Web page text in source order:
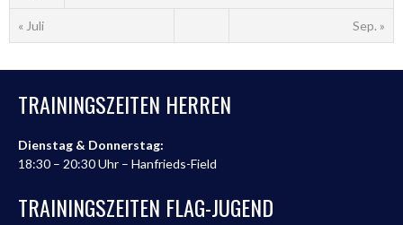
« Juli Sep. »
TRAININGSZEITEN HERREN
Dienstag & Donnerstag:
18:30 – 20:30 Uhr – Hanfrieds-Field
TRAININGSZEITEN FLAG-JUGEND